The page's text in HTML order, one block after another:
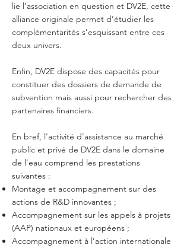
lie l’association en question et DV2E, cette
alliance originale permet d’étudier les
complémentarités s’esquissant entre ces
deux univers.
Enfin, DV2E dispose des capacités pour
constituer des dossiers de demande de
subvention mais aussi pour rechercher des
partenaires financiers.
En bref, l’activité d’assistance au marché
public et privé de DV2E dans le domaine
de l’eau comprend les prestations
suivantes :
Montage et accompagnement sur des
actions de R&D innovantes ;
Accompagnement sur les appels à projets
(AAP) nationaux et européens ;
Accompagnement à l’action internationale